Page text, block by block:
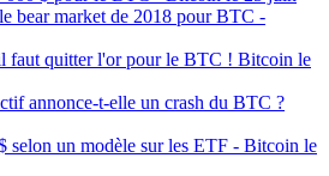
bear market de 2018 pour BTC -
faut quitter l'or pour le BTC ! Bitcoin le
annonce-t-elle un crash du BTC ?
selon un modèle sur les ETF - Bitcoin le